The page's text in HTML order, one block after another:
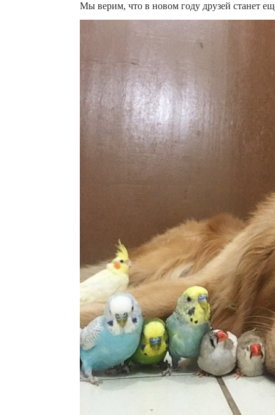
Мы верим, что в новом году друзей станет